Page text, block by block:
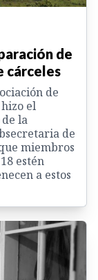
de
cárceles
de
el
la
de
miembros
estén
a estos